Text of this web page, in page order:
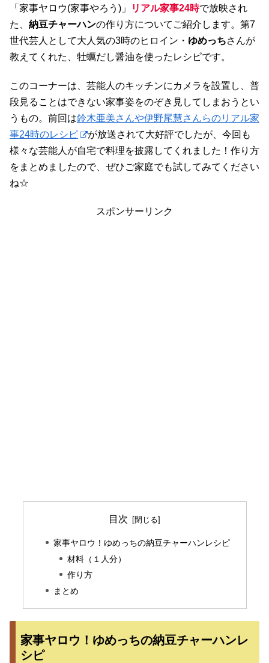
「家事ヤロウ(家事やろう)」
リアル家事24時で放映され
た、 納豆チャーハンの作り方についてご紹介します。第7
世代芸人として大人気の3時のヒロイン・ ゆめっちさんが
教えてくれた、牡蠣だし醤油を使ったレシピです。
このコーナーは、芸能人のキッチンにカメラを設置し、普
段見ることはできない家事姿をのぞき見してしまおうとい
うもの。前回は鈴木亜美さんや伊野尾慧さんらのリアル家
事24時のレシピ
が放送されて大好評でしたが、今回も
様々な芸能人が自宅で料理を披露してくれました！作り方
をまとめましたので、ぜひご家庭でも試してみてください
ね☆
スポンサーリンク
目次
家事ヤロウ！ゆめっちの納豆チャーハンレシピ
材料（１人分）
作り方
まとめ
家事ヤロウ！ゆめっちの納豆チャーハンレ
シピ